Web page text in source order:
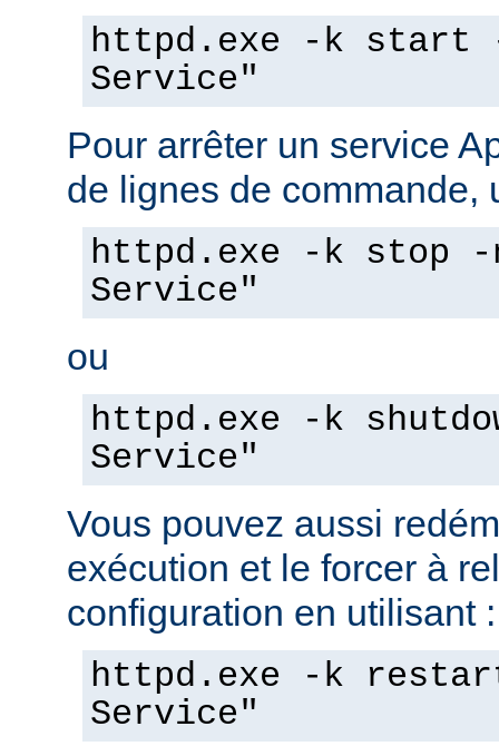
httpd.exe -k start -
Service"
Pour arrêter un service
de lignes de commande,
httpd.exe -k stop -
Service"
ou
httpd.exe -k
Service"
Vous pouvez aussi
exécution et le forcer à
configuration en utilisant :
httpd.exe -k
Service"